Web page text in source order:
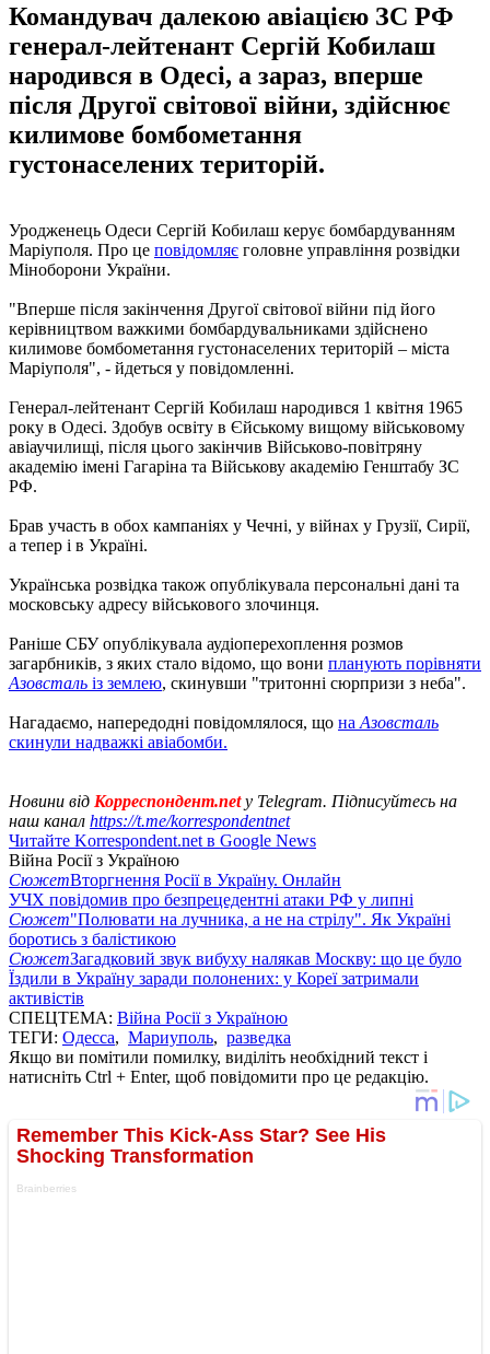
Командувач далекою авіацією ЗС РФ
генерал-лейтенант Сергій Кобилаш
народився в Одесі, а зараз, вперше
після Другої світової війни, здійснює
килимове бомбометання
густонаселених територій.
Уродженець Одеси Сергій Кобилаш керує бомбардуванням
Маріуполя. Про це повідомляє головне управління розвідки
Міноборони України.
"Вперше після закінчення Другої світової війни під його
керівництвом важкими бомбардувальниками здійснено
килимове бомбометання густонаселених територій – міста
Маріуполя", - йдеться у повідомленні.
Генерал-лейтенант Сергій Кобилаш народився 1 квітня 1965
року в Одесі. Здобув освіту в Єйському вищому військовому
авіаучилищі, після цього закінчив Військово-повітряну
академію імені Гагаріна та Військову академію Генштабу ЗС
РФ.
Брав участь в обох кампаніях у Чечні, у війнах у Грузії, Сирії,
а тепер і в Україні.
Українська розвідка також опублікувала персональні дані та
московську адресу військового злочинця.
Раніше СБУ опублікувала аудіоперехоплення розмов
загарбників, з яких стало відомо, що вони планують порівняти
Азовсталь із землею, скинувши "тритонні сюрпризи з неба".
Нагадаємо, напередодні повідомлялося, що на Азовсталь
скинули надважкі авіабомби.
Новини від Корреспондент.netу Telegram. Підписуйтесь на
наш канал https://t.me/korrespondentnet
Читайте Korrespondent.net в Google News
Війна Росії з Україною
СюжетВторгнення Росії в Україну. Онлайн
УЧХ повідомив про безпрецедентні атаки РФ у липні
Сюжет"Полювати на лучника, а не на стрілу". Як Україні
боротись з балістикою
СюжетЗагадковий звук вибуху налякав Москву: що це було
Їздили в Україну заради полонених: у Кореї затримали
активістів
СПЕЦТЕМА: Війна Росії з Україною
ТЕГИ: Одесса, Мариуполь, разведка
Якщо ви помітили помилку, виділіть необхідний текст і
натисніть Ctrl + Enter, щоб повідомити про це редакцію.